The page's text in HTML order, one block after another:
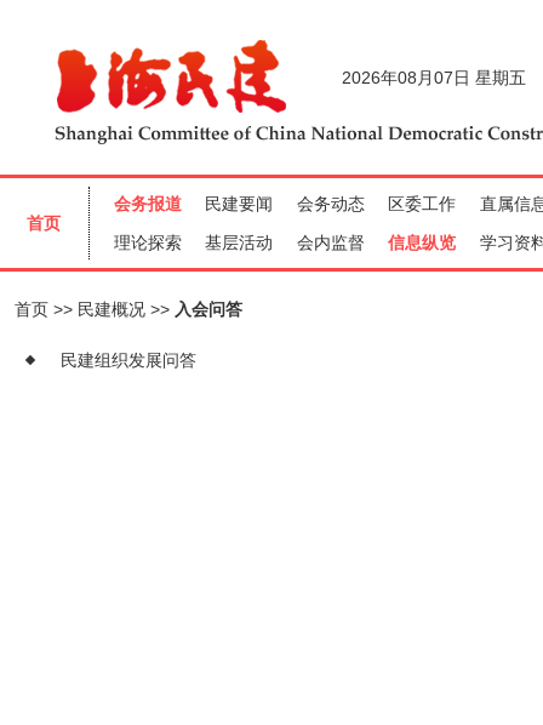
首页 民建概况 入会问答
民建组织发展问答